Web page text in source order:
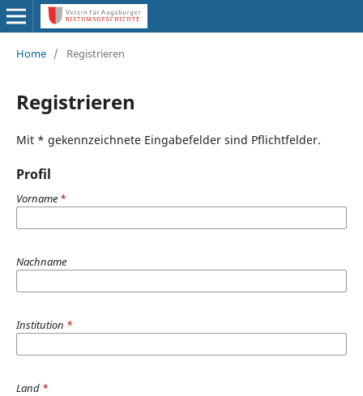
Home / Registrieren
Registrieren
Mit * gekennzeichnete Eingabefelder sind Pflichtfelder.
Profil
Vorname *
Nachname
Institution *
Land *